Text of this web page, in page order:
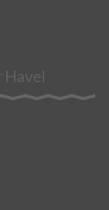
Havel